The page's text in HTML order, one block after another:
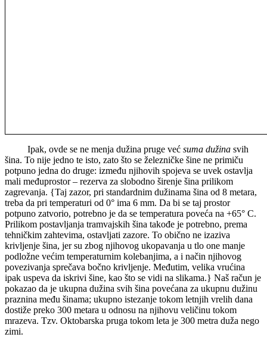
Ipak, ovde se ne menja dužina pruge već suma dužinasvih
šina. To nije jedno te isto, zato što se železničke šine ne primiču
potpuno jedna do druge: između njihovih spojeva se uvek ostavlja
mali međuprostor – rezerva za slobodno širenje šina prilikom
zagrevanja. {Taj zazor, pri standardnim dužinama šina od 8 metara,
treba da pri temperaturi od 0° ima 6 mm. Da bi se taj prostor
potpuno zatvorio, potrebno je da se temperatura poveća na +65° C.
Prilikom postavljanja tramvajskih šina takođe je potrebno, prema
tehničkim zahtevima, ostavljati zazore. To obično ne izaziva
krivljenje šina, jer su zbog njihovog ukopavanja u tlo one manje
podložne većim temperaturnim kolebanjima, a i način njihovog
povezivanja sprečava bočno krivljenje. Međutim, velika vrućina
ipak uspeva da iskrivi šine, kao što se vidi na slikama.} Naš račun je
pokazao da je ukupna dužina svih šina povećana za ukupnu dužinu
praznina među šinama; ukupno istezanje tokom letnjih vrelih dana
dostiže preko 300 metara u odnosu na njihovu veličinu tokom
mrazeva. Tzv. Oktobarska pruga tokom leta je 300 metra duža nego
zimi.